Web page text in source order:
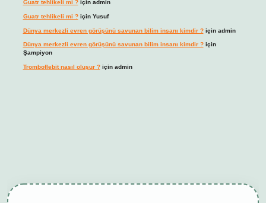
Guatr tehlikeli mi ?için admin
Guatr tehlikeli mi ?için Yusuf
Dünya merkezli evren görüşünü savunan bilim insanı kimdir ?için admin
Dünya merkezli evren görüşünü savunan bilim insanı kimdir ?için
Şampiyon
Tromboflebit nasıl oluşur ?için admin